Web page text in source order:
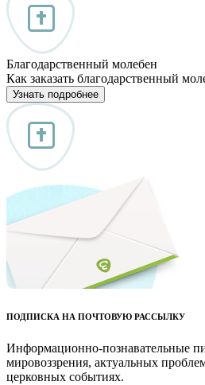
Благодарственный молебен
Как заказать благодарственный
Узнать подробнее
ПОДПИСКА НА ПОЧТОВУЮ РАССЫЛКУ
Информационно-познавательные
мировоззрения, актуальных
церковных событиях.